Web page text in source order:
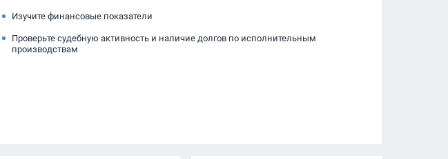
Изучите финансовые показатели
Проверьте судебную активность и наличие долгов по исполнительным
производствам